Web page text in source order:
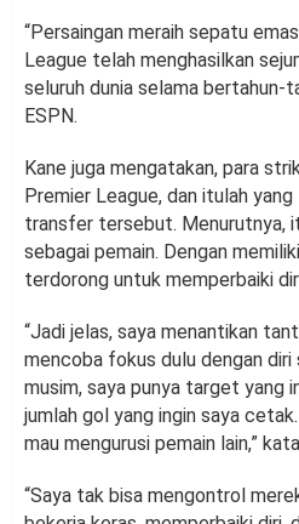
“Persaingan meraih sepatu
League telah menghasilkan
seluruh dunia selama bertahun-
ESPN.
Kane juga mengatakan, para
Premier League, dan itulah
transfer tersebut. Menurutnya,
sebagai pemain. Dengan
terdorong untuk memperbaiki
“Jadi jelas, saya menantikan
mencoba fokus dulu dengan diri
musim, saya punya target yang
jumlah gol yang ingin saya
mau mengurusi pemain lain,”
“Saya tak bisa mengontrol